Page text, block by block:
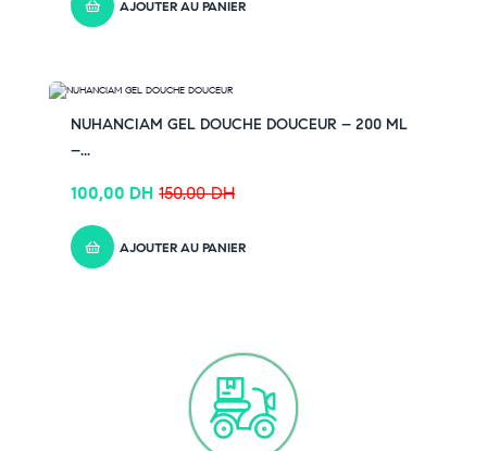
AJOUTER AU PANIER
NUHANCIAM GEL DOUCHE DOUCEUR – 200 ML
–...
150,00DH
100,00 DH
AJOUTER AU PANIER